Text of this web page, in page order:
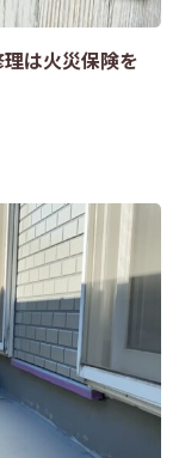
理は火災保険を